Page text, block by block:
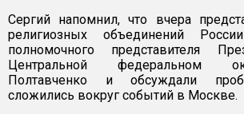
Сергий напомнил, что вчера
религиозных объединений
полномочного представителя
Центральной федеральном
Полтавченко и обсуждали
сложились вокруг событий в Москве.